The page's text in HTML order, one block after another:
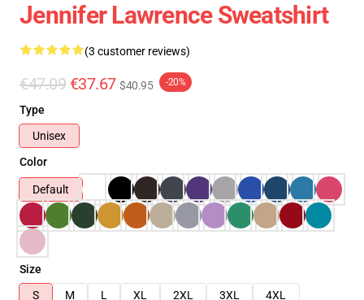
Jennifer Lawrence Sweatshirt
(3 customer reviews)
€47.09 €37.67 $40.95 -20%
Type
Unisex
Color
Default
Size
S
M L XL 2XL 3XL
4XL